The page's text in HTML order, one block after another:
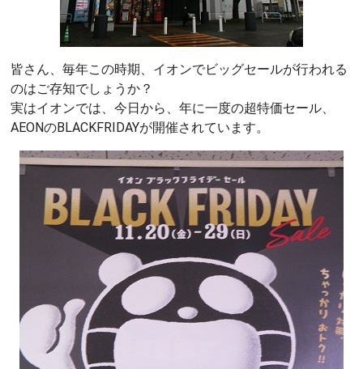
皆さん、毎年この時期、イオンでビッグセールが行われる
のはご存知でしょうか？
実はイオンでは、今日から、年に一度の超特価セール、
AEONのBLACKFRIDAYが開催されています。